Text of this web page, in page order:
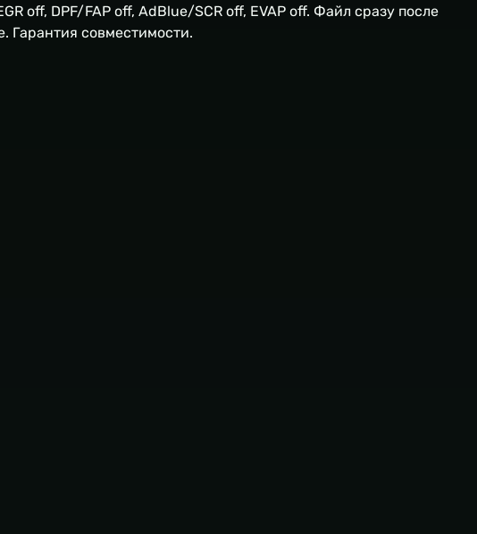
off, DPF/FAP off, AdBlue/SCR off, EVAP off. Файл сразу после
Гарантия совместимости.